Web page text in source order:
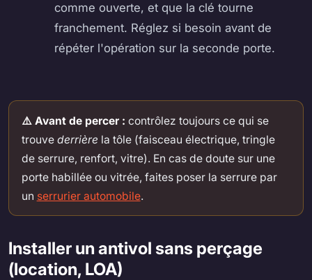
comme ouverte, et que la clé tourne
franchement. Réglez si besoin avant de
répéter l'opération sur la seconde porte.
⚠️ Avant de percer : contrôlez toujours ce qui se
trouve derrière la tôle (faisceau électrique, tringle
de serrure, renfort, vitre). En cas de doute sur une
porte habillée ou vitrée, faites poser la serrure par
un serrurier automobile.
Installer un antivol sans perçage
(location, LOA)